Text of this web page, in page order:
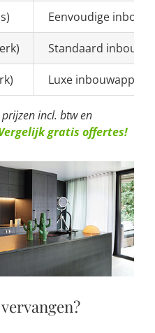
Eenvoudige
Standaard
Luxe
incl. btw en
gratis offertes!